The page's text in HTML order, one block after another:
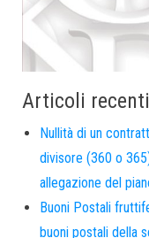
Articoli recenti
Nullità di un
divisore (360 o
allegazione del
Buoni Postali
buoni postali della